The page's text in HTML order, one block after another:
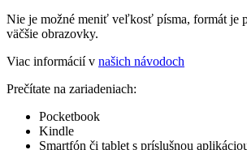
Nie je možné meniť veľkosť písma, formát je
väčšie obrazovky.
Viac informácií v našich návodoch
Prečítate na zariadeniach:
Pocketbook
Kindle
Smartfón či tablet s príslušnou